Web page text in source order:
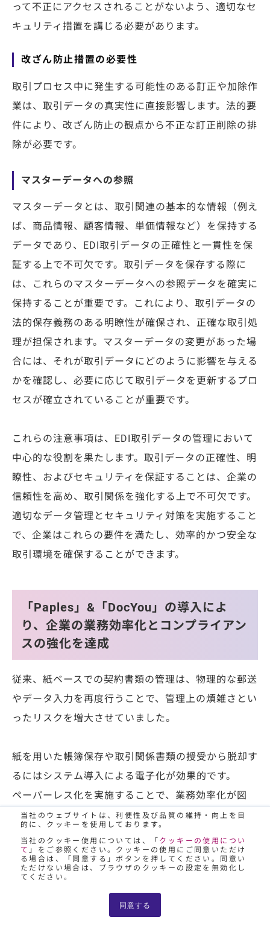
当社のウェブサイトは、利便性及び品質の維持・向上を目
的に、クッキーを使用しております。
当社のクッキー使用については、「 クッキーの使用につい
て 」をご参照ください。クッキーの使用にご同意いただけ
る場合は、「同意する」ボタンを押してください。同意い
ただけない場合は、ブラウザのクッキーの設定を無効化し
てください。
同意する
って不正にアクセスされることがないよう、適切なセ
キュリティ措置を講じる必要があります。
改ざん防止措置の必要性
取引プロセス中に発生する可能性のある訂正や加除作
業は、取引データの真実性に直接影響します。法的要
件により、改ざん防止の観点から不正な訂正削除の排
除が必要です。
マスターデータへの参照
マスターデータとは、取引関連の基本的な情報（例え
ば、商品情報、顧客情報、単価情報など）を保持する
データであり、EDI取引データの正確性と一貫性を保
証する上で不可欠です。取引データを保存する際に
は、これらのマスターデータへの参照データを確実に
保持することが重要です。これにより、取引データの
法的保存義務のある明瞭性が確保され、正確な取引処
理が担保されます。マスターデータの変更があった場
合には、それが取引データにどのように影響を与える
かを確認し、必要に応じて取引データを更新するプロ
セスが確立されていることが重要です。
これらの注意事項は、EDI取引データの管理において
中心的な役割を果たします。取引データの正確性、明
瞭性、およびセキュリティを保証することは、企業の
信頼性を高め、取引関係を強化する上で不可欠です。
適切なデータ管理とセキュリティ対策を実施すること
で、企業はこれらの要件を満たし、効率的かつ安全な
取引環境を確保することができます。
「Paples」&「DocYou」の導入によ
り、企業の業務効率化とコンプライアン
スの強化を達成
従来、紙ベースでの契約書類の管理は、物理的な郵送
やデータ入力を再度行うことで、管理上の煩雑さとい
ったリスクを増大させていました。
紙を用いた帳簿保存や取引関係書類の授受から脱却す
るにはシステム導入による電子化が効果的です。
ペーパーレス化を実施することで、業務効率化が図
れ、DXが実現できます。
電子化・帳簿の電子化・取引の電子化のため、
「Paples」 と 「DocYou」 という2つのシステム